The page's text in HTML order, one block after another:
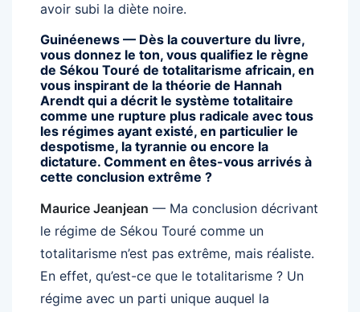
avoir subi la diète noire.
Guinéenews — Dès la couverture du livre,
vous donnez le ton, vous qualifiez le règne
de Sékou Touré de totalitarisme africain, en
vous inspirant de la théorie de Hannah
Arendt qui a décrit le système totalitaire
comme une rupture plus radicale avec tous
les régimes ayant existé, en particulier le
despotisme, la tyrannie ou encore la
dictature. Comment en êtes-vous arrivés à
cette conclusion extrême ?
Maurice Jeanjean — Ma conclusion décrivant
le régime de Sékou Touré comme un
totalitarisme n’est pas extrême, mais réaliste.
En effet, qu’est-ce que le totalitarisme ? Un
régime avec un parti unique auquel la